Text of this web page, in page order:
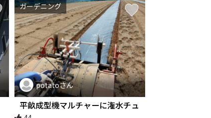
ガーデニング
potatoさん
平畝成型機マルチャーに潅水チュ
ーブをダブルで同時敷設